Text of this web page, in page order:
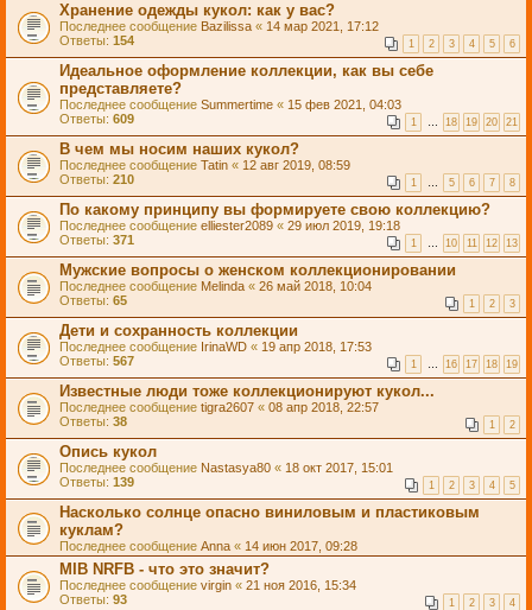
Хранение одежды кукол: как у вас?
Последнее сообщение Bazilissa « 14 мар 2021, 17:12
Ответы: 154 1 2 3 4 5 6
Идеальное оформление коллекции, как вы себе
представляете?
Последнее сообщение Summertime « 15 фев 2021, 04:03
Ответы: 609 1 … 18 19 20 21
В чем мы носим наших кукол?
Последнее сообщение Tatin « 12 авг 2019, 08:59
Ответы: 210 1 … 5 6 7 8
По какому принципу вы формируете свою коллекцию?
Последнее сообщение elliester2089 « 29 июл 2019, 19:18
Ответы: 371 1 … 10 11 12 13
Мужские вопросы о женском коллекционировании
Последнее сообщение Melinda « 26 май 2018, 10:04
Ответы: 65 1 2 3
Дети и сохранность коллекции
Последнее сообщение IrinaWD « 19 апр 2018, 17:53
Ответы: 567 1 … 16 17 18 19
Известные люди тоже коллекционируют кукол...
Последнее сообщение tigra2607 « 08 апр 2018, 22:57
Ответы: 38 1 2
Опись кукол
Последнее сообщение Nastasya80 « 18 окт 2017, 15:01
Ответы: 139 1 2 3 4 5
Насколько солнце опасно виниловым и пластиковым
куклам?
Последнее сообщение Anna « 14 июн 2017, 09:28
MIB NRFB - что это значит?
Последнее сообщение virgin « 21 ноя 2016, 15:34
Ответы: 93 1 2 3 4